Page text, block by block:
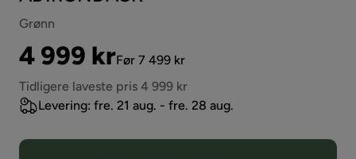
Grønn
Pris
4 999 kr
Original
Pris
Før 7 499 kr
Tidligere laveste pris 4 999 kr
Levering: fre. 21 aug. - fre. 28 aug.